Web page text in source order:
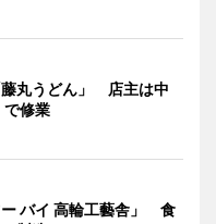
丸うどん」 店主は中
で修業
バイ 高輪工藝舎」 食